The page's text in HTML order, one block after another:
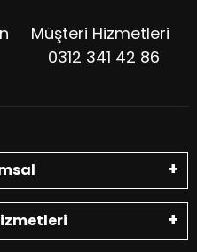
Müşteri Hizmetleri
0312 341 42 86